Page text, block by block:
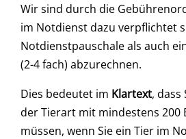
Wir sind durch die
im Notdienst dazu verpflichtet
Notdienstpauschale als auch
(2-4 fach) abzurechnen.
Dies bedeutet im Klartext, dass
der Tierart mit mindestens 200
müssen, wenn Sie ein Tier im